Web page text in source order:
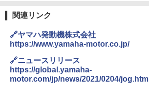
関連リンク
🔗ヤマハ発動機株式会社
https://www.yamaha-motor.co.jp/
🔗ニュースリリース
https://global.yamaha-
motor.com/jp/news/2021/0204/jog.html